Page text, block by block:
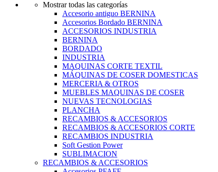
Mostrar todas las categorías
Accesorio antiguo BERNINA
Accesorios Bordado BERNINA
ACCESORIOS INDUSTRIA
BERNINA
BORDADO
INDUSTRIA
MAQUINAS CORTE TEXTIL
MÁQUINAS DE COSER DOMESTICAS
MERCERIA & OTROS
MUEBLES MAQUINAS DE COSER
NUEVAS TECNOLOGIAS
PLANCHA
RECAMBIOS & ACCESORIOS
RECAMBIOS & ACCESORIOS CORTE
RECAMBIOS INDUSTRIA
Soft Gestion Power
SUBLIMACION
RECAMBIOS & ACCESORIOS